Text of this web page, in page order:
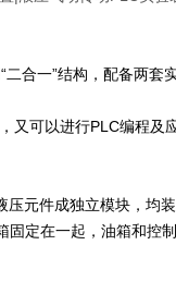
二合一”结构，配备两套
又可以进行PLC编程及
元件成独立模块，均
定在一起，油箱和控